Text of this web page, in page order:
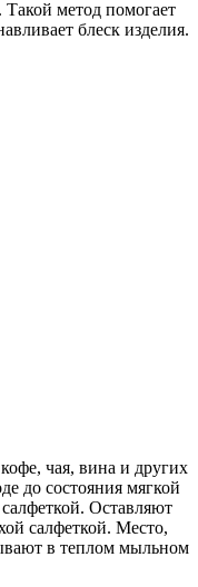
метод помогает
блеск изделия.
чая, вина и других
до состояния мягкой
Оставляют
салфеткой. Место,
в теплом мыльном